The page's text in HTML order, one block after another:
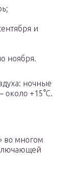
и
ноября.
ночные
около +15°C.
во многом